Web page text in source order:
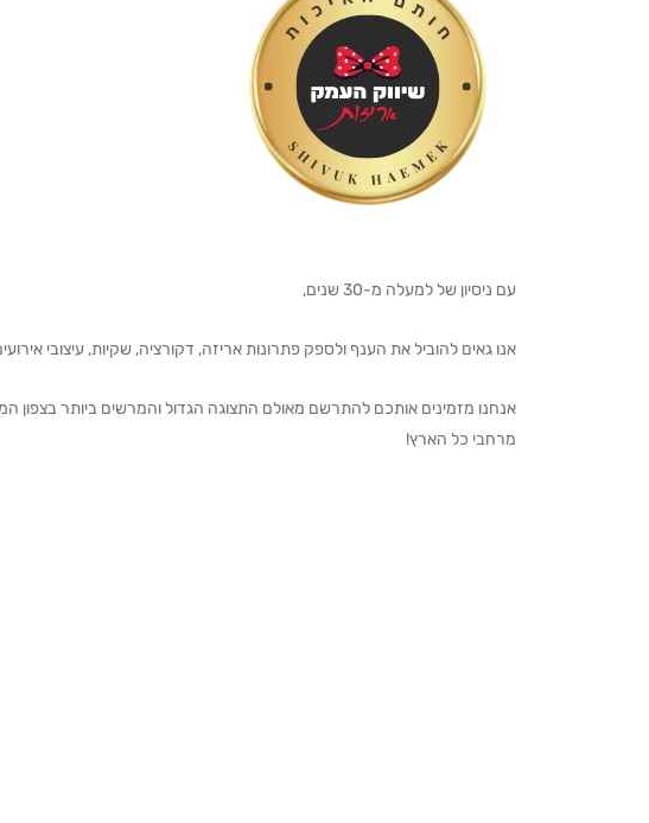
עם ניסיון של למעלה מ-30 שנים,
אנו גאים להוביל את הענף ולספק פתרונות אריזה, דקורציה, שקיות, עיצובי
מרחבי כל הארץ!